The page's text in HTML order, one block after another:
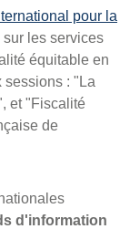
pour la
sur les services
équitable en
sessions : "La
et "Fiscalité
de
d'information